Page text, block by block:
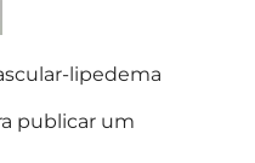
lipedema
publicar um